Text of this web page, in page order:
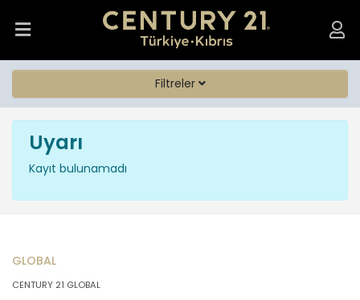
Filtreler
Uyarı
Kayıt bulunamadı
GLOBAL
CENTURY 21 GLOBAL